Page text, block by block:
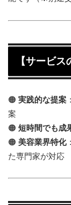
【サービス
🟠 実践的な提案
案
🟠 短時間でも成
🟠 美容業界特化
た専門家が対応